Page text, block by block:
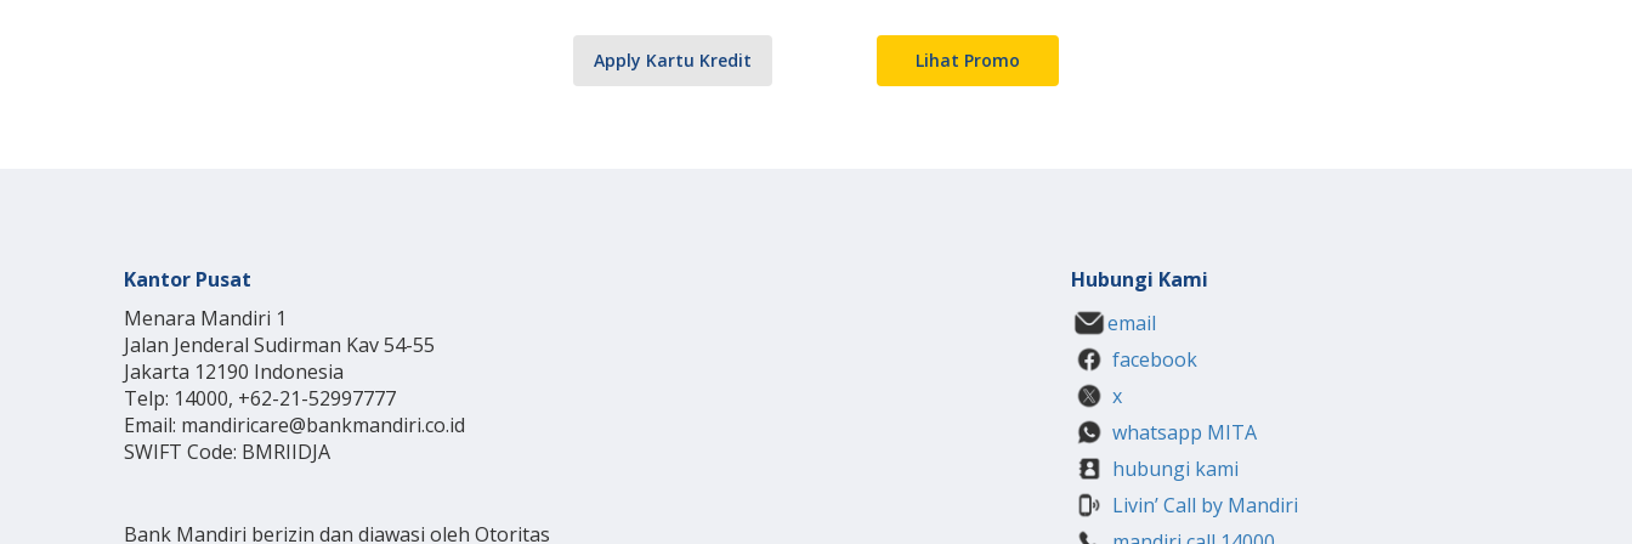
Apply Kartu Kredit Lihat Promo
Kantor Pusat
Menara Mandiri 1
Jalan Jenderal Sudirman Kav 54-55
Jakarta 12190 Indonesia
Telp: 14000, +62-21-52997777
Email: mandiricare@bankmandiri.co.id
SWIFT Code: BMRIIDJA
Bank Mandiri berizin dan diawasi oleh Otoritas
Hubungi Kami
email
facebook
x
whatsapp MITA
hubungi kami
Livin’ Call by Mandiri